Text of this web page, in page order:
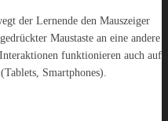
der Lernende den Mauszeiger
Maustaste an eine andere
funktionieren auch auf
Smartphones).